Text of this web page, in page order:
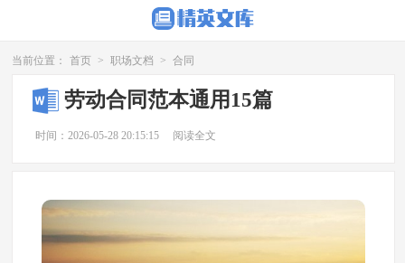
当前位置： 首页 > 职场文档 > 合同
劳动合同范本通用15篇
时间：2026-05-28 20:15:15 阅读全文